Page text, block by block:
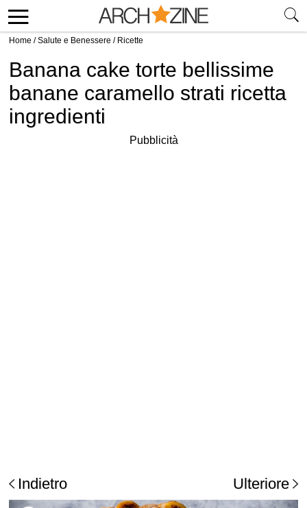
Home /Salute e Benessere / Ricette
Banana cake torte bellissime
banane caramello strati ricetta
ingredienti
Pubblicità
Indietro Ulteriore